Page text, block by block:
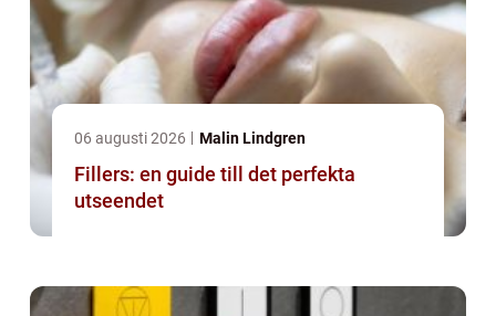
06 augusti 2026 Malin Lindgren
Fillers: en guide till det perfekta
utseendet